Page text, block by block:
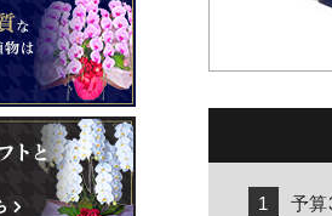
予算